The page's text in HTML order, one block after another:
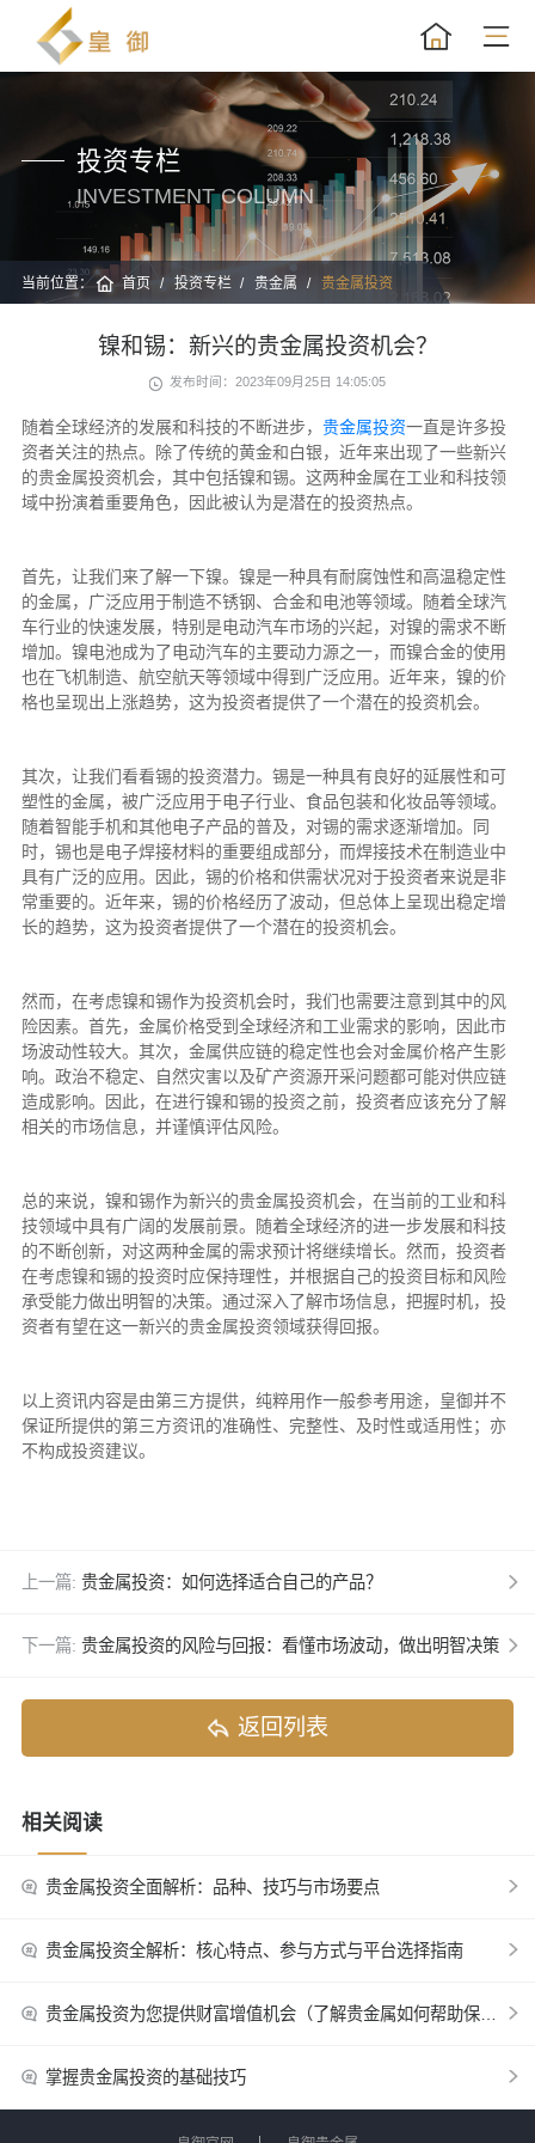
投资专栏
INVESTMENT COLUMN
当前位置： 首页 投资专栏 贵金属 贵金属投资
镍和锡：新兴的贵金属投资机会？
发布时间：2023年09月25日 14:05:05
随着全球经济的发展和科技的不断进步， 贵金属投资一直是许多投
资者关注的热点。除了传统的黄金和白银，近年来出现了一些新兴
的贵金属投资机会，其中包括镍和锡。这两种金属在工业和科技领
域中扮演着重要角色，因此被认为是潜在的投资热点。
首先，让我们来了解一下镍。镍是一种具有耐腐蚀性和高温稳定性
的金属，广泛应用于制造不锈钢、合金和电池等领域。随着全球汽
车行业的快速发展，特别是电动汽车市场的兴起，对镍的需求不断
增加。镍电池成为了电动汽车的主要动力源之一，而镍合金的使用
也在飞机制造、航空航天等领域中得到广泛应用。近年来，镍的价
格也呈现出上涨趋势，这为投资者提供了一个潜在的投资机会。
其次，让我们看看锡的投资潜力。锡是一种具有良好的延展性和可
塑性的金属，被广泛应用于电子行业、食品包装和化妆品等领域。
随着智能手机和其他电子产品的普及，对锡的需求逐渐增加。同
时，锡也是电子焊接材料的重要组成部分，而焊接技术在制造业中
具有广泛的应用。因此，锡的价格和供需状况对于投资者来说是非
常重要的。近年来，锡的价格经历了波动，但总体上呈现出稳定增
长的趋势，这为投资者提供了一个潜在的投资机会。
然而，在考虑镍和锡作为投资机会时，我们也需要注意到其中的风
险因素。首先，金属价格受到全球经济和工业需求的影响，因此市
场波动性较大。其次，金属供应链的稳定性也会对金属价格产生影
响。政治不稳定、自然灾害以及矿产资源开采问题都可能对供应链
造成影响。因此，在进行镍和锡的投资之前，投资者应该充分了解
相关的市场信息，并谨慎评估风险。
总的来说，镍和锡作为新兴的贵金属投资机会，在当前的工业和科
技领域中具有广阔的发展前景。随着全球经济的进一步发展和科技
的不断创新，对这两种金属的需求预计将继续增长。然而，投资者
在考虑镍和锡的投资时应保持理性，并根据自己的投资目标和风险
承受能力做出明智的决策。通过深入了解市场信息，把握时机，投
资者有望在这一新兴的贵金属投资领域获得回报。
以上资讯内容是由第三方提供，纯粹用作一般参考用途，皇御并不
保证所提供的第三方资讯的准确性、完整性、及时性或适用性；亦
不构成投资建议。
上一篇: 贵金属投资：如何选择适合自己的产品？
下一篇: 贵金属投资的风险与回报：看懂市场波动，做出明智决策
返回列表
相关阅读
贵金属投资全面解析：品种、技巧与市场要点
贵金属投资全解析：核心特点、参与方式与平台选择指南
贵金属投资为您提供财富增值机会（了解贵金属如何帮助保值增值）
掌握贵金属投资的基础技巧